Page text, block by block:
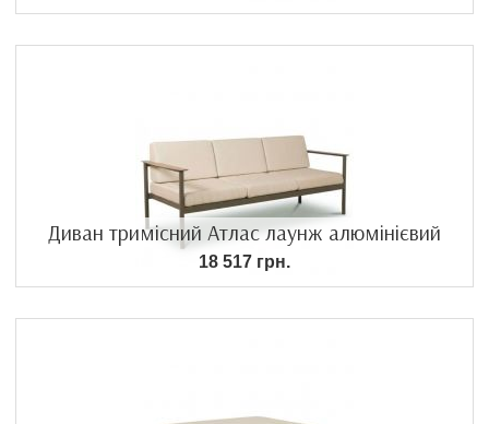
Диван тримісний Атлас лаунж алюмінієвий
18 517 грн.